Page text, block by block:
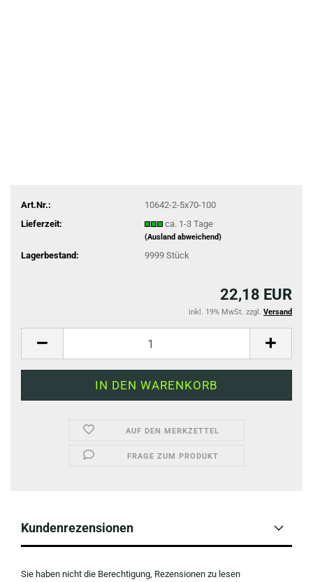
Art.Nr.:
10642-2-5x70-100
Lieferzeit:
ca. 1-3 Tage
(Ausland abweichend)
Lagerbestand: 9999 Stück
22,18 EUR
inkl. 19% MwSt. zzgl. Versand
AUF DEN MERKZETTEL
FRAGE ZUM PRODUKT
Kundenrezensionen
Sie haben nicht die Berechtigung, Rezensionen zu lesen